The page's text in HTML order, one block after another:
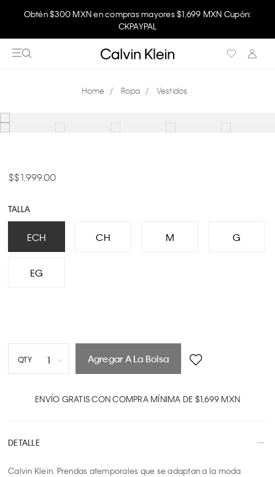
Obtén $300 MXN en compras mayores $1,699 MXN Cupón:
CKPAYPAL
Ropa Vestidos
$ 1,999.00
TALLA
ECH CH M G
EG
QTY 1
5
Agregar A La Bolsa
ENVÍO GRATIS CON COMPRA MÍNIMA DE $1,699 MXN
DETALLE
Calvin Klein. Prendas atemporales que se adaptan a la moda